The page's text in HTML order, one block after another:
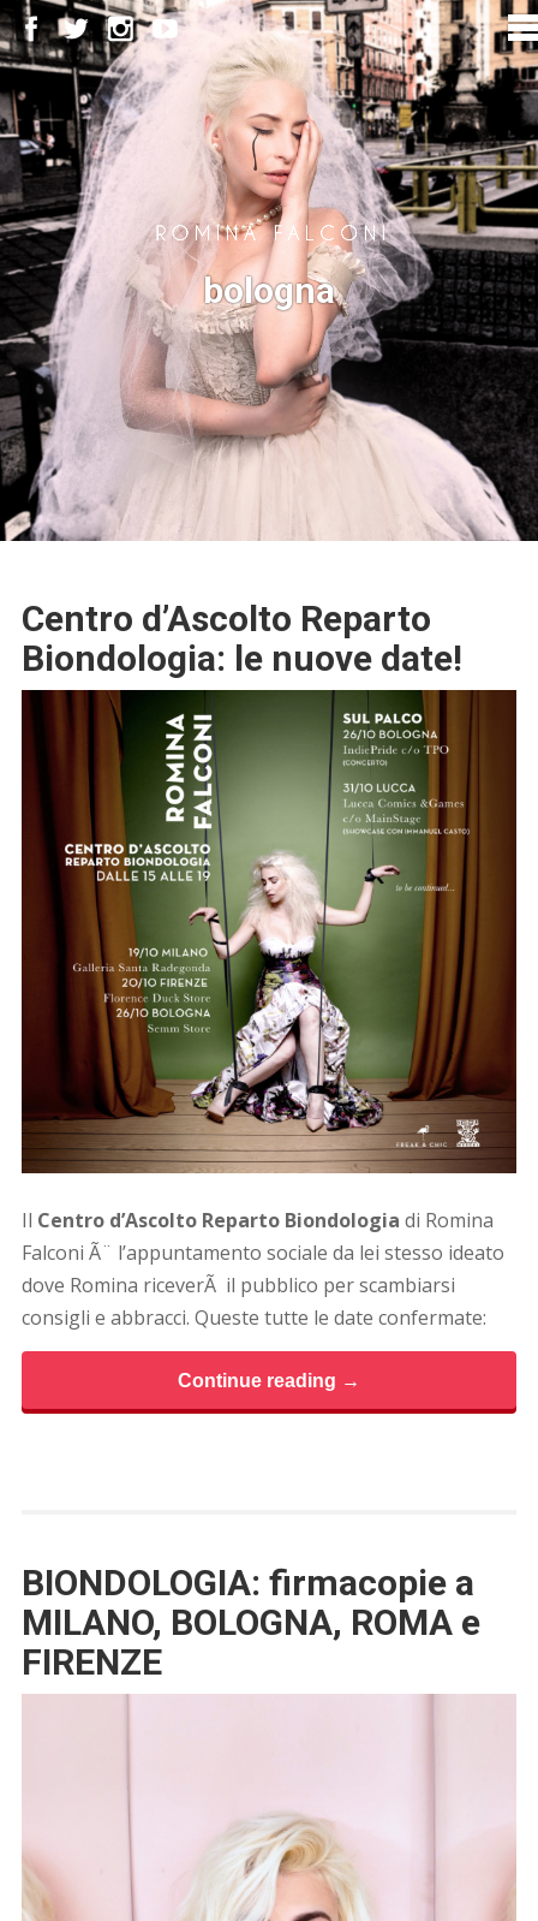
bologna
Centro d’Ascolto Reparto
Biondologia: le nuove date!
Il Centro d’Ascolto Reparto Biondologia di Romina
Falconi Ã¨ l’appuntamento sociale da lei stesso ideato
dove Romina riceverÃ il pubblico per scambiarsi
consigli e abbracci. Queste tutte le date confermate:
Continue reading →
BIONDOLOGIA: firmacopie a
MILANO, BOLOGNA, ROMA e
FIRENZE